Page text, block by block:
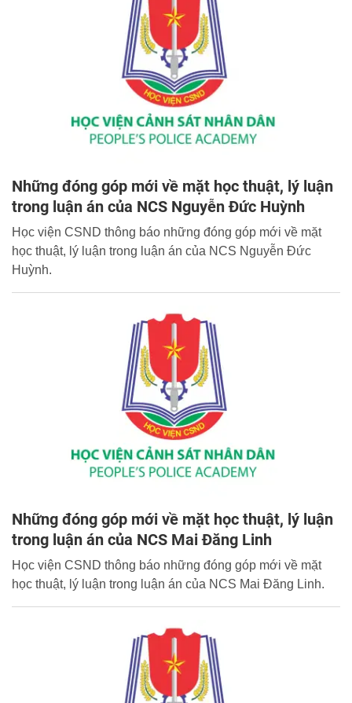
Những đóng góp mới về mặt học thuật, lý luận
trong luận án của NCS Nguyễn Đức Huỳnh
Học viện CSND thông báo những đóng góp mới về mặt
học thuật, lý luận trong luận án của NCS Nguyễn Đức
Huỳnh.
Những đóng góp mới về mặt học thuật, lý luận
trong luận án của NCS Mai Đăng Linh
Học viện CSND thông báo những đóng góp mới về mặt
học thuật, lý luận trong luận án của NCS Mai Đăng Linh.